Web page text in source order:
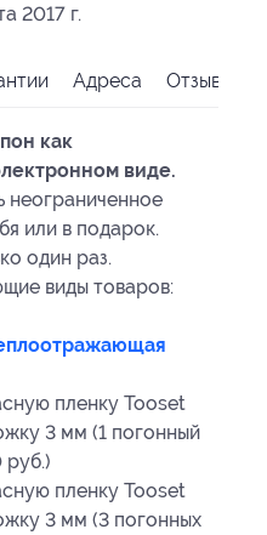
2017 г.
Адреса Отзывы
как
виде.
неограниченное
или в подарок.
один раз.
виды товаров:
пленку Tooset
3 мм (1 погонный
руб.)
пленку Tooset
3 мм (3 погонных